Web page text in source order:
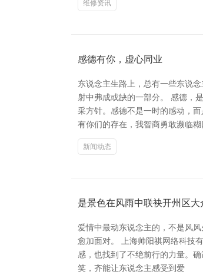
维修资讯
感德有你，虚心同业
东说念主生路上，总有一些东说
射中弗成或缺的一部分。 感德，
采方针。感德不是一时的感动，
有你们的存在，我智商勇敢濒临
新闻动态
是景色在风雨中联袂开州区
爱情中最动东说念主的，不是风
愈加面对。 上海帅阳祺网络科技
感，也找到了不绝前行的力量。
笑，齐能让东说念主感受到爱